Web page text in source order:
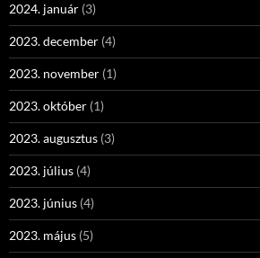
2024. január (3)
2023. december (4)
2023. november (1)
2023. október (1)
2023. augusztus (3)
2023. július (4)
2023. június (4)
2023. május (5)